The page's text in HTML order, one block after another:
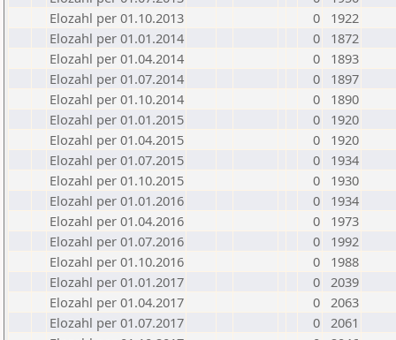
Elozahl per 01.10.2013
0
1922
Elozahl per 01.01.2014
0
1872
Elozahl per 01.04.2014
0
1893
Elozahl per 01.07.2014
0
1897
Elozahl per 01.10.2014
0
1890
Elozahl per 01.01.2015
0
1920
Elozahl per 01.04.2015
0
1920
Elozahl per 01.07.2015
0
1934
Elozahl per 01.10.2015
0
1930
Elozahl per 01.01.2016
0
1934
Elozahl per 01.04.2016
0
1973
Elozahl per 01.07.2016
0
1992
Elozahl per 01.10.2016
0
1988
Elozahl per 01.01.2017
0 2039
Elozahl per 01.04.2017
0 2063
Elozahl per 01.07.2017
0 2061